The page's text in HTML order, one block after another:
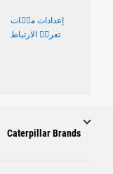
إعدادات ملٝات
تعريٝ الارتباط
Caterpillar Brands